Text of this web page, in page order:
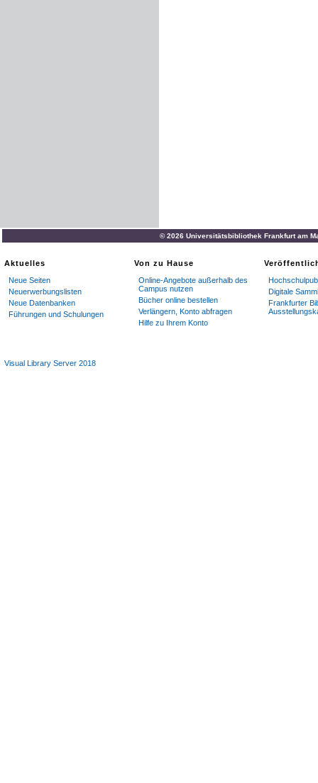
© 2026 Universitätsbibliothek Frankfurt am
Aktuelles
Neue Seiten
Neuerwerbungslisten
Neue Datenbanken
Führungen und Schulungen
Von zu Hause
Online-Angebote außerhalb des
Campus nutzen
Bücher online bestellen
Verlängern, Konto abfragen
Hilfe zu Ihrem Konto
Digitale
Frankfurter
Visual Library Server 2018